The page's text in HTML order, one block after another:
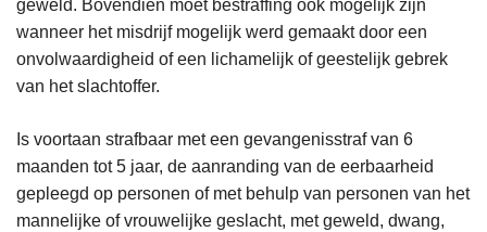
geweld. Bovendien moet bestraffing ook mogelijk zijn
wanneer het misdrijf mogelijk werd gemaakt door een
onvolwaardigheid of een lichamelijk of geestelijk gebrek
van het slachtoffer.
Is voortaan strafbaar met een gevangenisstraf van 6
maanden tot 5 jaar, de aanranding van de eerbaarheid
gepleegd op personen of met behulp van personen van het
mannelijke of vrouwelijke geslacht, met geweld, dwang,